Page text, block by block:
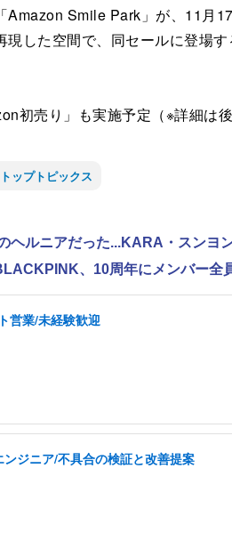
Smile Park」が、11月
現した空間で、同セールに登場
初売り」も実施予定（※詳細は後
トップトピックス
ヘルニアだった...KARA・スンヨ
、10周年にメンバー全
営業/未経験歓迎
ンジニア/不具合の検証と改善提案